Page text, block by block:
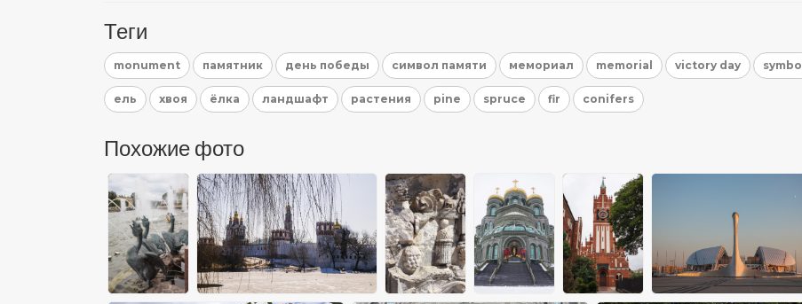
Теги
monument памятник день победы символ памяти мемориал memorial victory day symbol
ель хвоя ёлка ландшафт растения pine spruce fir conifers
Похожие фото